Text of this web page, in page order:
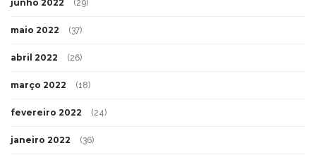
junho 2022 (29)
maio 2022 (37)
abril 2022 (26)
março 2022 (18)
fevereiro 2022 (24)
janeiro 2022 (36)